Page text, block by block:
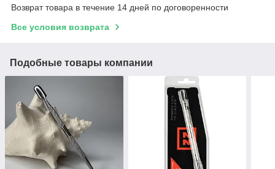
Возврат товара в течение 14 дней по договоренности
Все условия возврата
Подобные товары компании